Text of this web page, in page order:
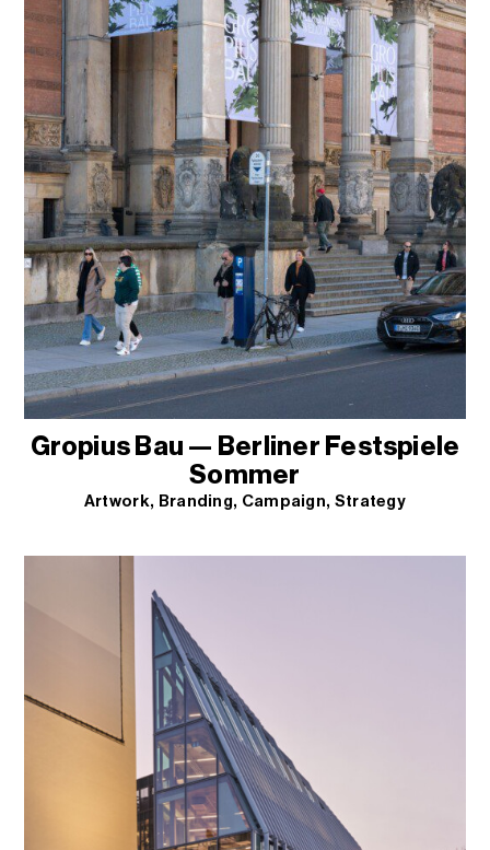
Gropius Bau — Berliner Festspiele
Sommer
Artwork Branding Campaign Strategy